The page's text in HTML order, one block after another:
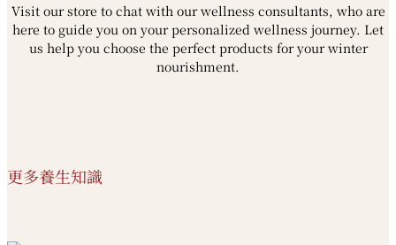
Visit our store to chat with our wellness consultants, who are
here to guide you on your personalized wellness journey. Let
us help you choose the perfect products for your winter
nourishment.
更多養生知識